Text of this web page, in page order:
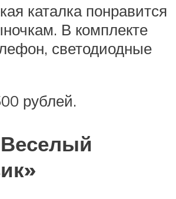
каталка понравится
В комплекте
светодиодные
рублей.